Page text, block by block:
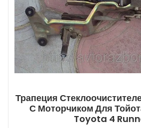
Трапеция
С Моторчиком Для
Toyota 4